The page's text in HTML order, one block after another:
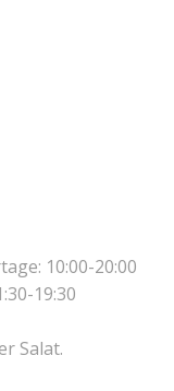
10:00-20:00
19:30
Salat.